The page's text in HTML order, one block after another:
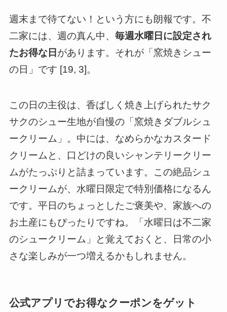
週末まで待てない！という方にも朗報です。不
二家には、週の真ん中、 毎週水曜日に設定され
たお得な日 があります。それが「窯焼きシュー
の日」です [19, 3]。
この日の主役は、香ばしく焼き上げられたサク
サクのシュー生地が自慢の「窯焼きダブルシュ
ークリーム」。中には、なめらかなカスタード
クリームと、口どけの良いシャンテリークリー
ムがたっぷりと詰まっています。この絶品シュ
ークリームが、水曜日限定で特別価格になるん
です。平日のちょっとしたご褒美や、家族への
お土産にもぴったりですね。「水曜日は不二家
のシュークリーム」と覚えておくと、日常の小
さな楽しみが一つ増えるかもしれません。
公式アプリでお得なクーポンをゲット